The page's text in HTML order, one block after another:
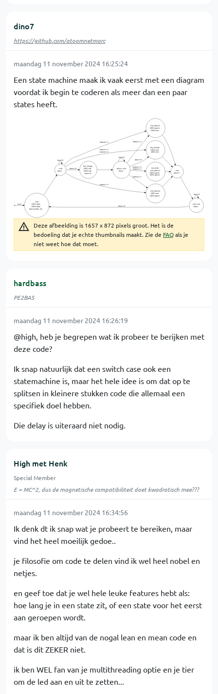
dino7
https://github.com/atoomnetmarc
maandag 11 november 2024 16:25:24
Een state machine maak ik vaak eerst met een diagram
voordat ik begin te coderen als meer dan een paar
states heeft.
Deze afbeelding is 1657 x 872 pixels groot. Het is de
bedoeling dat je echte thumbnails maakt. Zie de FAQals je
niet weet hoe dat moet.
hardbass
PE2BAS
maandag 11 november 2024 16:26:19
@high, heb je begrepen wat ik probeer te berijken met
deze code?
Ik snap natuurlijk dat een switch case ook een
statemachine is, maar het hele idee is om dat op te
splitsen in kleinere stukken code die allemaal een
specifiek doel hebben.
Die delay is uiteraard niet nodig.
High met Henk
Special Member
E = MC^2, dus de magnetische compatibiliteit doet kwadratisch mee???
maandag 11 november 2024 16:34:56
Ik denk dt ik snap wat je probeert te bereiken, maar
vind het heel moeilijk gedoe..
je filosofie om code te delen vind ik wel heel nobel en
netjes.
en geef toe dat je wel hele leuke features hebt als:
hoe lang je in een state zit, of een state voor het eerst
aan geroepen wordt.
maar ik ben altijd van de nogal lean en mean code en
dat is dit ZEKER niet.
ik ben WEL fan van je multithreading optie en je tier
om de led aan en uit te zetten...